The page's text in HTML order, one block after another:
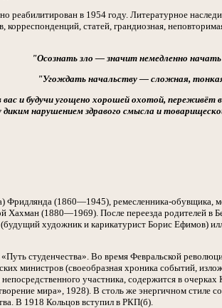
реабилитирован в 1954 году. Литературное
статей, грандиозная,
"Осознать зло— значит немедленно
"Угождать начальству — сложная,
и будучи угощено хорошей охотой, переживёт
нарушением здравого смысла и
Фридлянда (1860—1945), ремесленника-обувщика,
(1880—1969). После переезда родителей в
художник и карикатурист Борис Ефимов)
студенчества». Во время Февральской
министров (своеобразная хроника событий,
участника, содержится в очерках
мира», 1928). В столь же энергичном стиле
В 1918 Кольцов вступил в РКП(б).